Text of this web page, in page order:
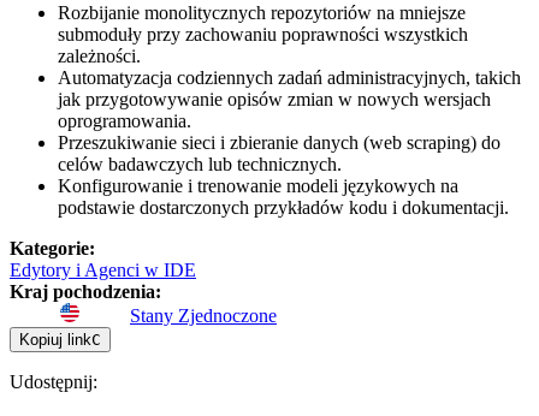
Rozbijanie monolitycznych repozytoriów na mniejsze
submoduły przy zachowaniu poprawności wszystkich
zależności.
Automatyzacja codziennych zadań administracyjnych, takich
jak przygotowywanie opisów zmian w nowych wersjach
oprogramowania.
Przeszukiwanie sieci i zbieranie danych (web scraping) do
celów badawczych lub technicznych.
Konfigurowanie i trenowanie modeli językowych na
podstawie dostarczonych przykładów kodu i dokumentacji.
Kategorie:
Edytory i Agenci w IDE
Kraj pochodzenia:
Stany Zjednoczone
Kopiuj linkC
Udostępnij: